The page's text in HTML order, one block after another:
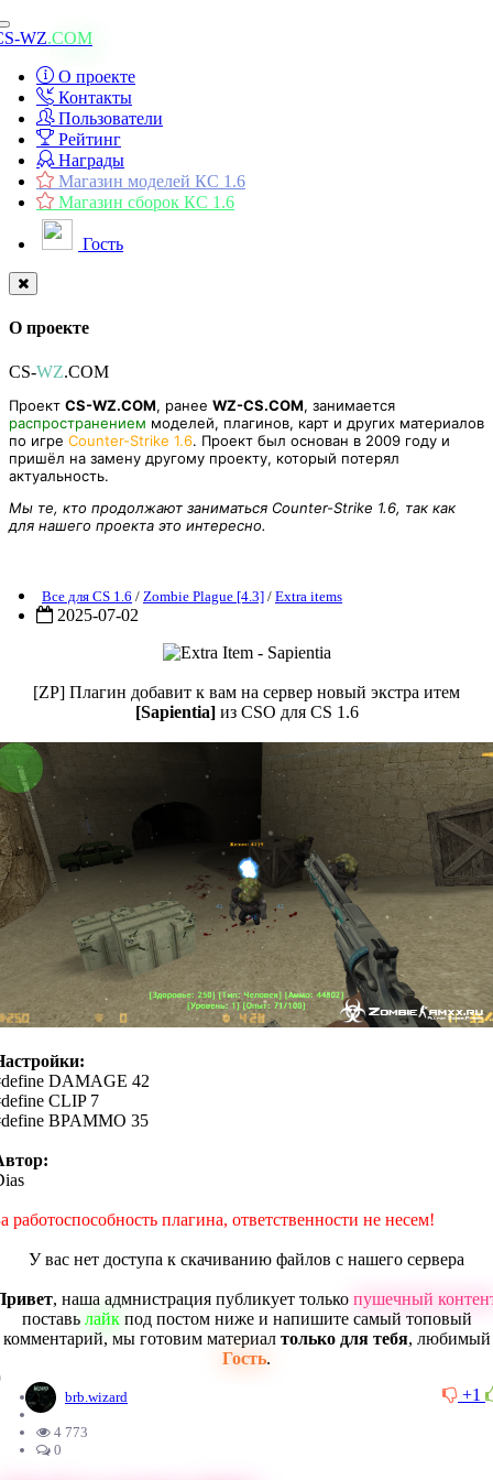
Toggle
navigation
WZ.COM
О проекте
Контакты
Пользователи
Рейтинг
Награды
Магазин моделей КС 1.6
Магазин сборок КС 1.6
Гость
О проекте
CS-WZ.COM
Проект CS-WZ.COM, ранее WZ-CS.COM, занимается
распространением моделей, плагинов, карт и других материалов
по игре Counter-Strike 1.6. Проект был основан в 2009 году и
пришёл на замену другому проекту, который потерял
актуальность.
Мы те, кто продолжают заниматься Counter-Strike 1.6, так как
для нашего проекта это интересно.
Все для CS 1.6 / Zombie Plague [4.3] / Extra items
2025-07-02
[ZP] Плагин добавит к вам на сервер новый экстра итем
[Sapientia]из CSO для CS 1.6
DAMAGE 42
CLIP 7
BPAMMO 35
работоспособность плагина, ответственности не несем!
У вас нет доступа к скачиванию файлов с нашего сервера
, наша адмнистрация публикует только пушечный
поставь лайкпод постом ниже и напишите самый топовый
комментарий, мы готовим материал только для тебя, любимый
Гость.
+1
brb.wizard
4 773
0